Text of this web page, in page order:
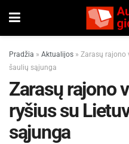
Pradžia » Aktualijos » Zarasų rajono
šaulių sąjunga
Zarasų rajono
ryšius su
sąjunga